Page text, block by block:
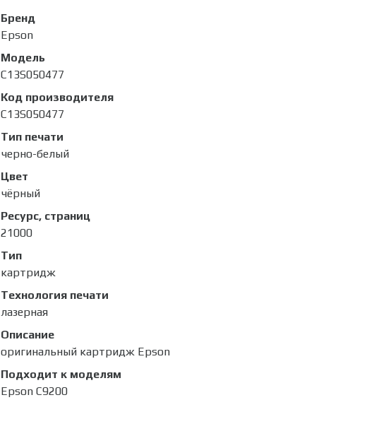
Бренд
Epson
Модель
C13S050477
Код производителя
C13S050477
Тип печати
черно-белый
Цвет
чёрный
Ресурс, страниц
21000
Тип
картридж
Технология печати
лазерная
Описание
оригинальный картридж Epson
Подходит к моделям
Epson C9200